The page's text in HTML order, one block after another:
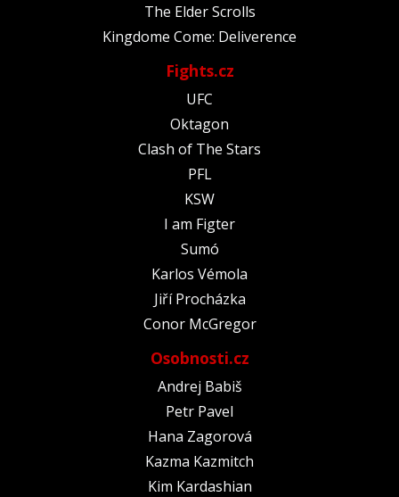
The Elder Scrolls
Kingdome Come: Deliverence
Fights.cz
UFC
Oktagon
Clash of The Stars
PFL
KSW
I am Figter
Sumó
Karlos Vémola
Jiří Procházka
Conor McGregor
Osobnosti.cz
Andrej Babiš
Petr Pavel
Hana Zagorová
Kazma Kazmitch
Kim Kardashian